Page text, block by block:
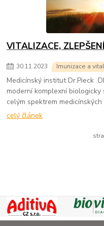
VITALIZACE,
30.11.2023 Imunizace a
Medicínský institut Dr.Pieck
moderní komplexní
celým spektrem medicínských
celý článek